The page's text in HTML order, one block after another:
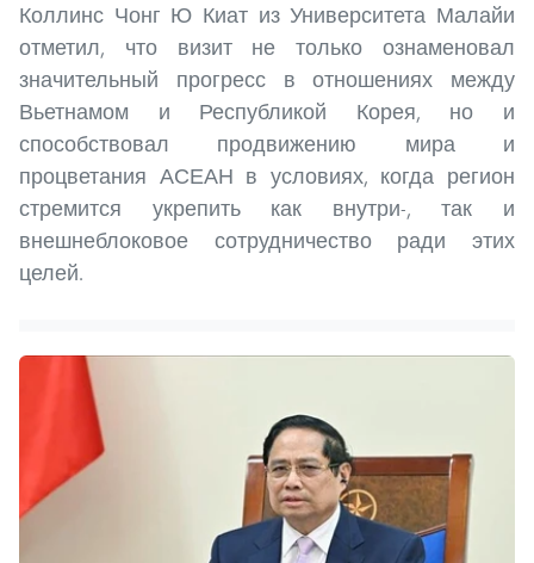
Коллинс Чонг Ю Киат из Университета Малайи
отметил, что визит не только ознаменовал
значительный прогресс в отношениях между
Вьетнамом и Республикой Корея, но и
способствовал продвижению мира и
процветания АСЕАН в условиях, когда регион
стремится укрепить как внутри-, так и
внешнеблоковое сотрудничество ради этих
целей.